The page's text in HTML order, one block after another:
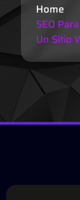
Home
SEO
Un Sitio